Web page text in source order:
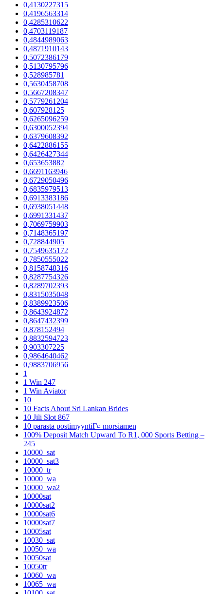
0,4130227315
0,4196563314
0,4285310622
0,4703119187
0,4844989063
0,4871910143
0,5072386179
0,5130795796
0,528985781
0,5630458708
0,5667208347
0,5779261204
0,607928125
0,6265096259
0,6300052394
0,6379608392
0,6422886155
0,6426427344
0,653653882
0,6691163946
0,6729050496
0,6835979513
0,6913383186
0,6938051448
0,6991331437
0,7069759903
0,7148365197
0,728844905
0,7549635172
0,7850555022
0,8158748316
0,8287754326
0,8289702393
0,8315035048
0,8389923506
0,8643924872
0,8647432399
0,878152494
0,8832594723
0,903307225
0,9864640462
0,9883706956
1
1 Win 247
1 Win Aviator
10
10 Facts About Sri Lankan Brides
10 Jili Slot 867
10 parasta postimyyntiГ¤ morsiamen
100% Deposit Match Upward To R1, 000 Sports Betting –
245
10000_sat
10000_sat3
10000_tr
10000_wa
10000_wa2
10000sat
10000sat2
10000sat6
10000sat7
10005sat
10030_sat
10050_wa
10050sat
10050tr
10060_wa
10065_wa